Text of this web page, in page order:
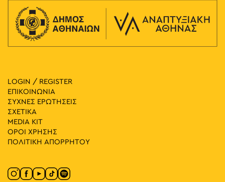
LOGIN / REGISTER
ΕΠΙΚΟΙΝΩΝΙΑ
ΣΥΧΝΕΣ ΕΡΩΤΗΣΕΙΣ
ΣΧΕΤΙΚΑ
MEDIA ΚIT
ΟΡΟΙ ΧΡΗΣΗΣ
ΠΟΛΙΤΙΚΗ ΑΠΟΡΡΗΤΟΥ